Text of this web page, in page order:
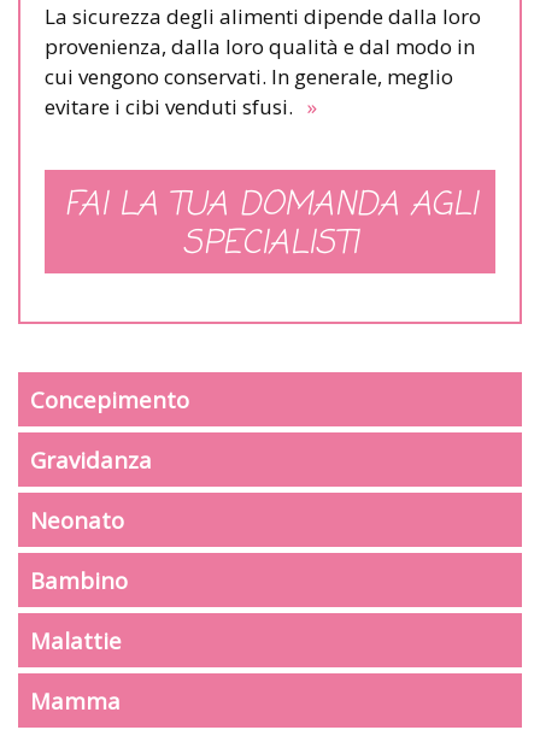
La sicurezza degli alimenti dipende dalla loro
provenienza, dalla loro qualità e dal modo in
cui vengono conservati. In generale, meglio
evitare i cibi venduti sfusi. »
FAI LA TUA DOMANDA AGLI
SPECIALISTI
Concepimento
Gravidanza
Neonato
Bambino
Malattie
Mamma